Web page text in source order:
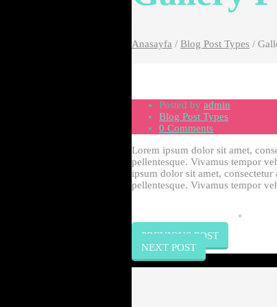
Anasayfa / Blog Post Types /
Posted by admin
Blog Post Types
0 Comments
Lorem ipsum dolor sit amet,
pellentesque. Vivamus tempor
ipsum dolor sit amet,
pellentesque. Vivamus tempor
PREVIOUS POST
NEXT POST